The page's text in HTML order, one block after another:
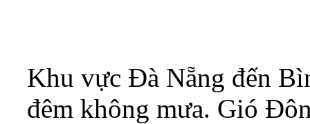
Khu vực Đà Nẵng đến
đêm không mưa. Gió